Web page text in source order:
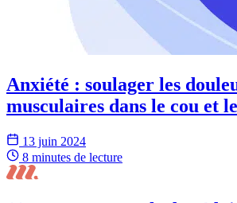
Anxiété : soulager les
musculaires dans le cou et
13 juin 2024
8 minutes de lecture